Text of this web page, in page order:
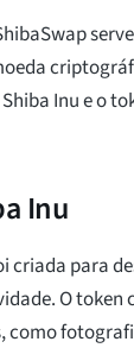
Inu e o
Inu
criada para
O token
como